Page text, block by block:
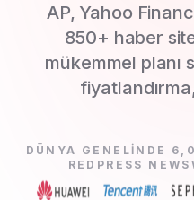
AP, Yahoo
850+ haber
mükemmel
DÜNYA GENELINDE
REDPRESS